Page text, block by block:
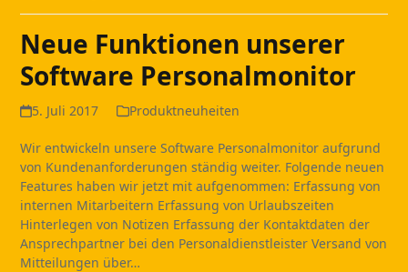
Neue Funktionen unserer
Software Personalmonitor
5. Juli 2017 Produktneuheiten
Wir entwickeln unsere Software Personalmonitor aufgrund
von Kundenanforderungen ständig weiter. Folgende neuen
Features haben wir jetzt mit aufgenommen: Erfassung von
internen Mitarbeitern Erfassung von Urlaubszeiten
Hinterlegen von Notizen Erfassung der Kontaktdaten der
Ansprechpartner bei den Personaldienstleister Versand von
Mitteilungen über…